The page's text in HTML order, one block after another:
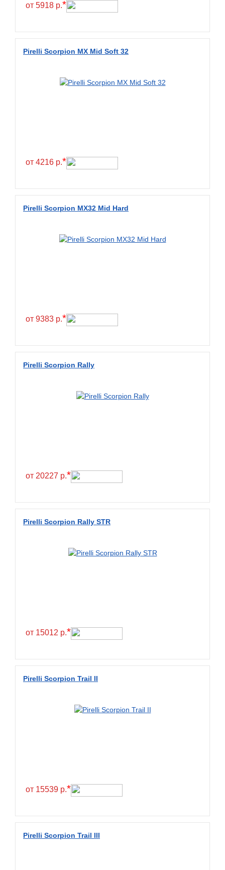
от 5918 р.*
Pirelli Scorpion MX Mid Soft 32
от 4216 р.*
Pirelli Scorpion MX32 Mid Hard
от 9383 р.*
Pirelli Scorpion Rally
от 20227 р.*
Pirelli Scorpion Rally STR
от 15012 р.*
Pirelli Scorpion Trail II
от 15539 р.*
Pirelli Scorpion Trail III